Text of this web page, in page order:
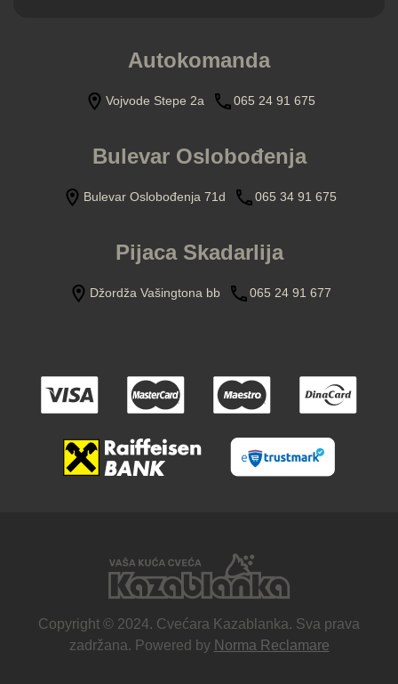
Autokomanda
Vojvode Stepe 2a 065 24 91 675
Bulevar Oslobođenja
Bulevar Oslobođenja 71d 065 34 91 675
Pijaca Skadarlija
Džordža Vašingtona bb 065 24 91 677
Copyright © 2024. Cvećara Kazablanka. Sva prava
zadržana. Powered by Norma Reclamare